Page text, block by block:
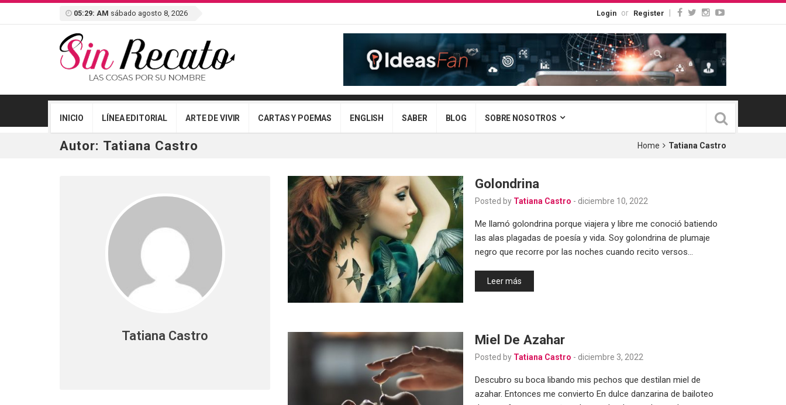
05:29: AM sábado agosto 8, 2026 Login or Register
INICIO LÍNEA EDITORIAL ARTE DE VIVIR CARTAS Y POEMAS ENGLISH SABER BLOG SOBRE NOSOTROS
Autor: Tatiana Castro Home Tatiana Castro
Tatiana Castro
Golondrina
Posted by Tatiana Castro - diciembre 10, 2022
Me llamó golondrina porque viajera y libre me conoció batiendo
las alas plagadas de poesía y vida. Soy golondrina de plumaje
negro que recorre por las noches cuando recito versos…
Leer más
Miel De Azahar
Posted by Tatiana Castro - diciembre 3, 2022
Descubro su boca libando mis pechos que destilan miel de
azahar. Entonces me convierto En dulce danzarina de bailoteo